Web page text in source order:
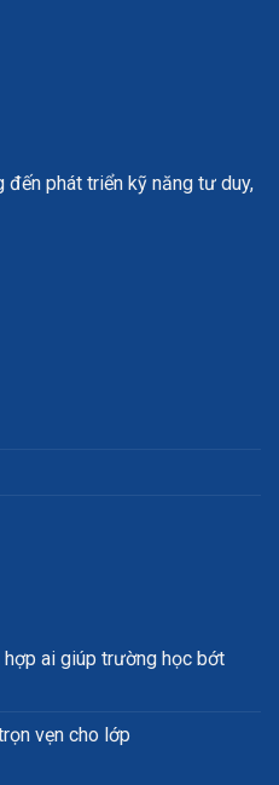
đến phát triển kỹ năng tư duy,
ai giúp trường học bớt
vẹn cho lớp